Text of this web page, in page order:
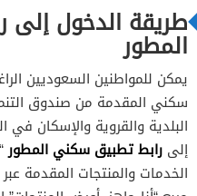
طريقة الدخول
المطور
يمكن للمواطنين السعوديين
سكني المقدمة من صندوق
البلدية والقروية والإسكان في
إلى رابط تطبيق سكني المطور“
الخدمات والمنتجات المقدمة